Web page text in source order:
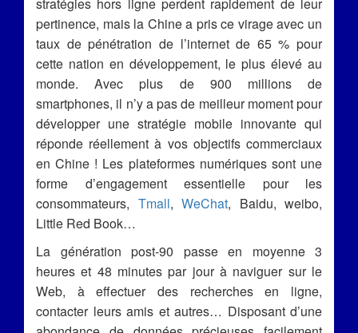
pertinence, mais la Chine a pris ce virage avec un
taux de pénétration de l’internet de 65 % pour
cette nation en développement, le plus élevé au
monde. Avec plus de 900 millions de
smartphones, il n’y a pas de meilleur moment pour
développer une stratégie mobile innovante qui
réponde réellement à vos objectifs commerciaux
en Chine ! Les plateformes numériques sont une
forme d’engagement essentielle pour les
consommateurs, Tmall, WeChat, Baidu, weibo,
Little Red Book…
La génération post-90 passe en moyenne 3
heures et 48 minutes par jour à naviguer sur le
Web, à effectuer des recherches en ligne,
contacter leurs amis et autres… Disposant d’une